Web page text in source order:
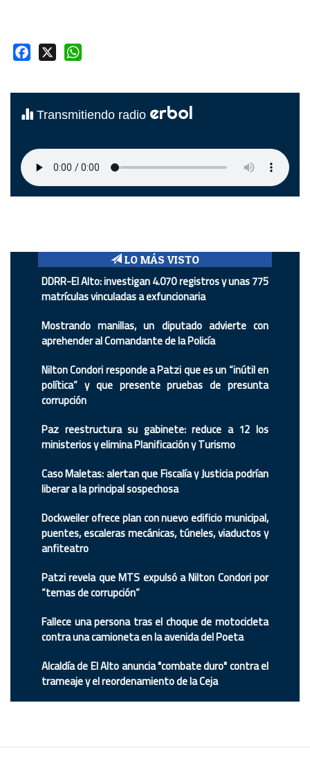
Facebook
Transmitiendo radio erbol
LO MÁS VISTO
DDRR-El Alto: investigan 4.070 registros y unas 775
matrículas vinculadas a exfuncionaria
Mostrando manillas, un diputado advierte con
aprehender al Comandante de la Policía
Nilton Condori responde a Patzi que es un “inútil en
política” y que presente pruebas de presunta
corrupción
Paz reestructura su gabinete: reduce a 12 los
ministerios y elimina Planificación y Turismo
Caso Maletas: alertan que Fiscalía y Justicia podrían
liberar a la principal sospechosa
Dockweiler ofrece plan con nuevo edificio municipal,
puentes, escaleras mecánicas, túneles, viaductos y
anfiteatro
Patzi revela que MTS expulsó a Nilton Condori por
“temas de corrupción”
Fallece una persona tras el choque de motocicleta
contra una camioneta en la avenida del Poeta
Alcaldía de El Alto anuncia "combate duro" contra el
trameaje y el reordenamiento de la Ceja